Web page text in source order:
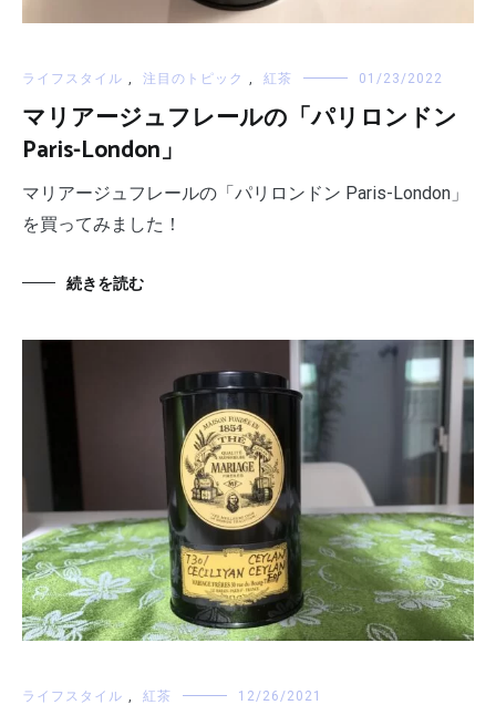
ライフスタイル , 注目のトピック , 紅茶 01/23/2022
マリアージュフレールの「パリロンドン
Paris-London」
マリアージュフレールの「パリロンドン Paris-London」
を買ってみました！
続きを読む
ライフスタイル , 紅茶 12/26/2021